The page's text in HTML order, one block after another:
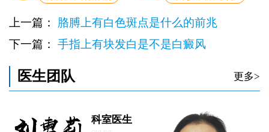
上一篇： 胳膊上有白色斑点是什么的前兆
下一篇： 手指上有块发白是不是白癜风
医生团队 更多>
科室医生